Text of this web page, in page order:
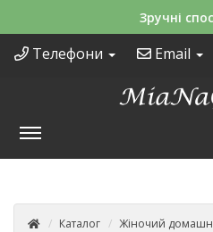
Зручні
Телефони Email
Каталог
Жіночий